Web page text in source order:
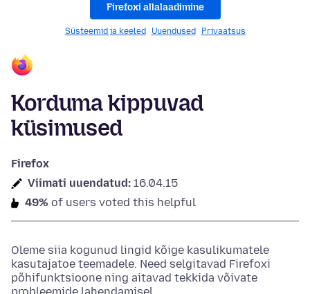
Firefoxi allalaadimine
Süsteemid ja keeled Uuendused Privaatsus
Korduma kippuvad
küsimused
Firefox
Viimati uuendatud: 16.04.15
49% of users voted this helpful
Oleme siia kogunud lingid kõige kasulikumatele
kasutajatoe teemadele. Need selgitavad Firefoxi
põhifunktsioone ning aitavad tekkida võivate